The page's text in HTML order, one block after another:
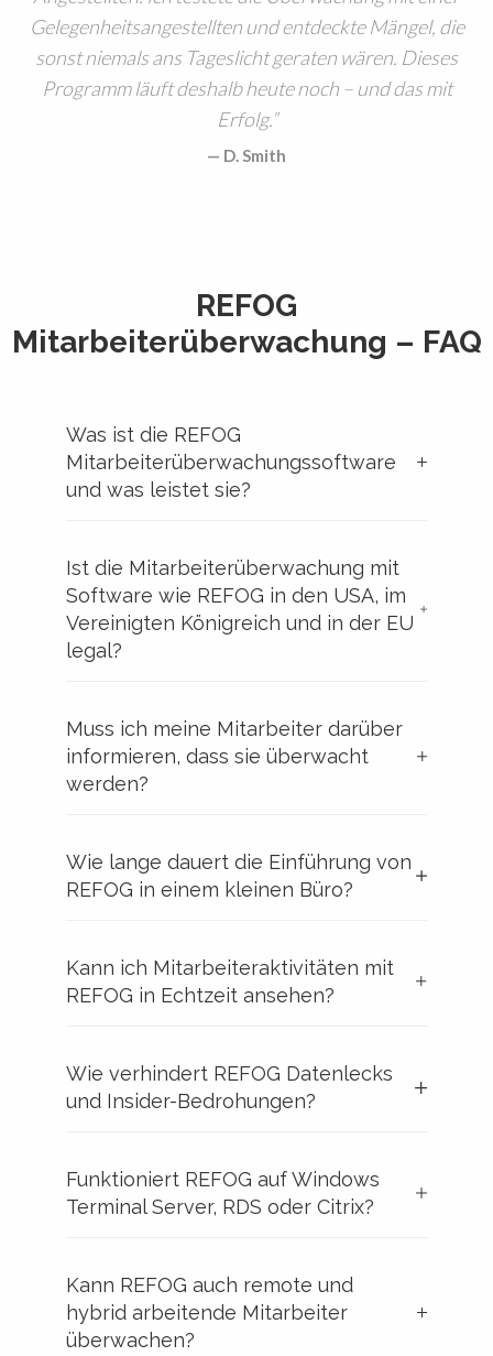
Gelegenheitsangestellten und entdeckte Mängel, die
sonst niemals ans Tageslicht geraten wären. Dieses
Programm läuft deshalb heute noch – und das mit
Erfolg.
D. Smith
REFOG
Mitarbeiterüberwachung – FAQ
Was ist die REFOG
Mitarbeiterüberwachungssoftware
und was leistet sie?
Ist die Mitarbeiterüberwachung mit
Software wie REFOG in den USA, im
Vereinigten Königreich und in der EU
legal?
Muss ich meine Mitarbeiter darüber
informieren, dass sie überwacht
werden?
Wie lange dauert die Einführung von
REFOG in einem kleinen Büro?
Kann ich Mitarbeiteraktivitäten mit
REFOG in Echtzeit ansehen?
Wie verhindert REFOG Datenlecks
und Insider-Bedrohungen?
Funktioniert REFOG auf Windows
Terminal Server, RDS oder Citrix?
Kann REFOG auch remote und
hybrid arbeitende Mitarbeiter
überwachen?